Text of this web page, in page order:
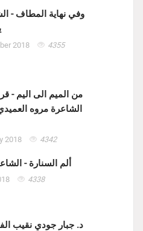
وفي نهاية المطاف -
2018 4355
من الميم الى اليم -
الشاعرة مروه
2018 4342
ألم السنارة -
4338
د. جبار جودي نقيب